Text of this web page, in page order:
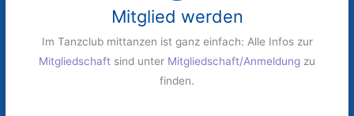
Mitglied werden
Im Tanzclub mittanzen ist ganz einfach: Alle Infos zur
Mitgliedschaft sind unter Mitgliedschaft/Anmeldung zu
finden.